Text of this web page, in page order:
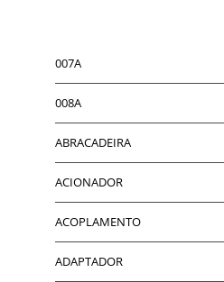
007A
008A
ABRACADEIRA
ACIONADOR
ACOPLAMENTO
ADAPTADOR